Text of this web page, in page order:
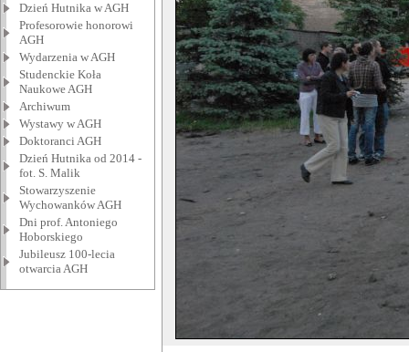
Dzień Hutnika w AGH
Profesorowie honorowi
AGH
Wydarzenia w AGH
Studenckie Koła
Naukowe AGH
Archiwum
Wystawy w AGH
Doktoranci AGH
Dzień Hutnika od 2014 -
fot. S. Malik
Stowarzyszenie
Wychowanków AGH
Dni prof. Antoniego
Hoborskiego
Jubileusz 100-lecia
otwarcia AGH